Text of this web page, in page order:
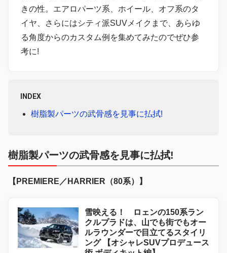
きの性。エアロパーツ系、ホイール、オフ系のタ
イヤ、さらにはシティ派SUVメイクまで、あらゆ
る角度からのカスタム例を集めてみたのでぜひ参
考に!
INDEX
樹脂製パーツの武骨感を見事に払拭!
樹脂製パーツの武骨感を見事に払拭!
【PREMIERE／HARRIER（80系）】
雪映える！ ロェンの150系ラン
クルプラドは、山でも街でもオー
ルラウンダーで目立てるスタイリ
ング 【オシャレSUVプロデュース